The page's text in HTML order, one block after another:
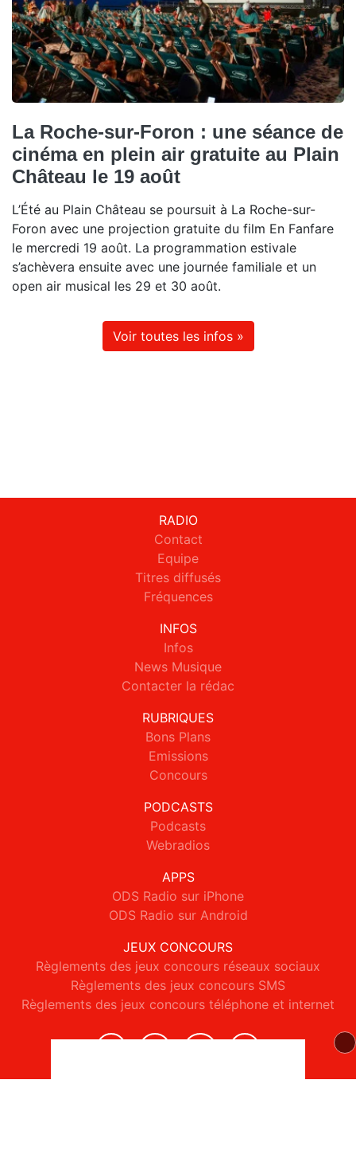
La Roche-sur-Foron : une séance de
cinéma en plein air gratuite au Plain
Château le 19 août
L’Été au Plain Château se poursuit à La Roche-sur-
Foron avec une projection gratuite du film En Fanfare
le mercredi 19 août. La programmation estivale
s’achèvera ensuite avec une journée familiale et un
open air musical les 29 et 30 août.
Voir toutes les infos »
RADIO
Contact
Equipe
Titres diffusés
Fréquences
INFOS
Infos
News Musique
Contacter la rédac
RUBRIQUES
Bons Plans
Emissions
Concours
PODCASTS
Podcasts
Webradios
APPS
ODS Radio sur iPhone
ODS Radio sur Android
JEUX CONCOURS
Règlements des jeux concours réseaux sociaux
Règlements des jeux concours SMS
Règlements des jeux concours téléphone et internet